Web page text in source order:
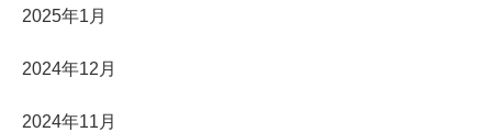
2025年1月
2024年12月
2024年11月